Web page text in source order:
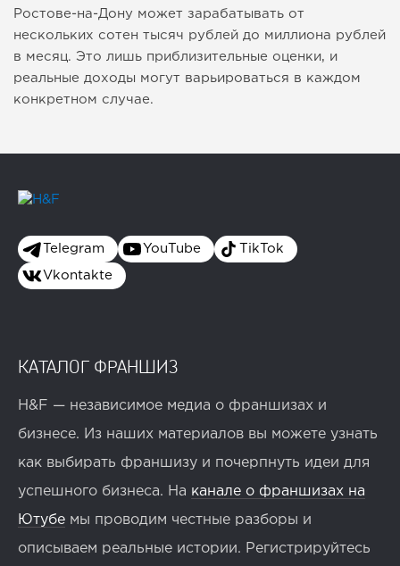
Ростове-на-Дону может зарабатывать от
нескольких сотен тысяч рублей до миллиона рублей
в месяц. Это лишь приблизительные оценки, и
реальные доходы могут варьироваться в каждом
конкретном случае.
Telegram YouTube TikTok
Vkontakte
КАТАЛОГ ФРАНШИЗ
H&F — независимое медиа о франшизах и
бизнесе. Из наших материалов вы можете узнать
как выбирать франшизу и почерпнуть идеи для
успешного бизнеса. На канале о франшизах на
Ютубе мы проводим честные разборы и
описываем реальные истории. Регистрируйтесь